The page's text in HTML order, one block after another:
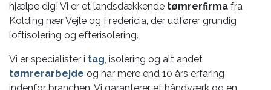
hjælpe dig! Vi er et landsdækkende tømrerfirma fra
Kolding nær Vejle og Fredericia, der udfører grundig
loftisolering og efterisolering.
Vi er specialister i tag, isolering og alt andet
tømrerarbejde og har mere end 10 års erfaring